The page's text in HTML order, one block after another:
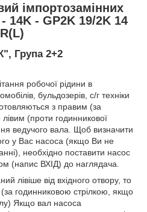
імпортозамінних
14K - GP2K 19/2K 14
R(L)
Група 2+2
робочої рідини в
бульдозерів, с/г техніки
з правим (за
(проти годинникової
ведучого вала. Щоб визначити
у Вас насоса (якщо Ви не
необхідно поставити насос
(напис ВХІД) до наглядача.
лівіше від вхідного отвору, то
годинниковою стрілкою, якщо
Якщо вал насоса